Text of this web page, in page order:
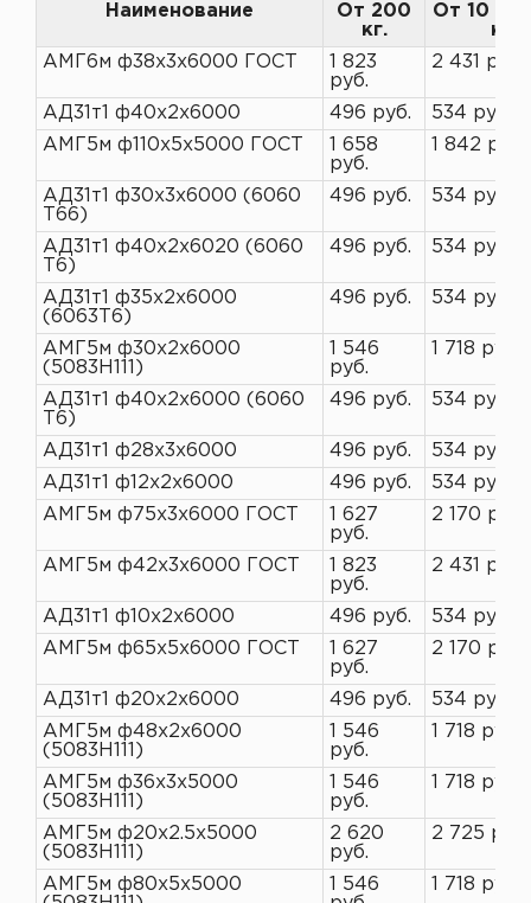
Наименование
От 200
кг.
От 10 до
кг
АМГ6м ф38х3х6000 ГОСТ
1 823
руб.
2 431 руб.
АД31т1 ф40х2х6000 496 руб.
534 руб.
АМГ5м ф110х5х5000 ГОСТ
1 658
руб.
1 842 руб.
АД31т1 ф30х3х6000 (6060
Т66)
496 руб. 534 руб.
АД31т1 ф40х2х6020 (6060
Т6)
496 руб. 534 руб.
АД31т1 ф35х2х6000
(6063Т6)
496 руб. 534 руб.
АМГ5м ф30х2х6000
(5083H111)
1 546
руб.
1 718 руб.
АД31т1 ф40х2х6000 (6060
Т6)
496 руб. 534 руб.
АД31т1 ф28х3х6000 496 руб.
534 руб.
АД31т1 ф12х2х6000
496 руб.
534 руб.
АМГ5м ф75х3х6000 ГОСТ
1 627
руб.
2 170 руб.
АМГ5м ф42х3х6000 ГОСТ
1 823
руб.
2 431 руб.
АД31т1 ф10х2х6000 496 руб.
534 руб.
АМГ5м ф65х5х6000 ГОСТ
1 627
руб.
2 170 руб.
АД31т1 ф20х2х6000 496 руб.
534 руб.
АМГ5м ф48х2х6000
(5083H111)
1 546
руб.
1 718 руб.
АМГ5м ф36х3х5000
(5083H111)
1 546
руб.
1 718 руб.
АМГ5м ф20х2.5х5000
(5083H111)
2 620
руб.
2 725 руб.
АМГ5м ф80х5х5000
1 546
1 718 руб.